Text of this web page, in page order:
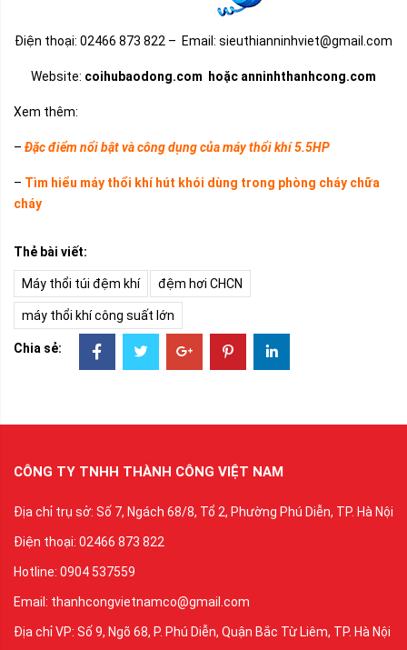
Điện thoại: 02466 873 822 – Email: sieuthianninhviet@gmail.com
Website: coihubaodong.com hoặc anninhthanhcong.com
Xem thêm:
– Đặc điểm nổi bật và công dụng của máy thổi khí 5.5HP
– Tìm hiểu máy thổi khí hút khói dùng trong phòng cháy chữa
cháy
Thẻ bài viết:
Máy thổi túi đệm khí đệm hơi CHCN
máy thổi khí công suất lớn
Chia sẻ:
CÔNG TY TNHH THÀNH CÔNG VIỆT NAM
Địa chỉ trụ sở: Số 7, Ngách 68/8, Tổ 2, Phường Phú Diễn, TP. Hà Nội
Điện thoại: 02466 873 822
Hotline: 0904 537559
Email: thanhcongvietnamco@gmail.com
Địa chỉ VP: Số 9, Ngõ 68, P. Phú Diễn, Quận Bắc Từ Liêm, TP. Hà Nội